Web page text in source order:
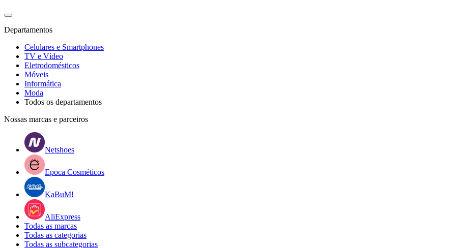
Departamentos
Celulares e Smartphones
TV e Vídeo
Eletrodomésticos
Móveis
Informática
Moda
Todos os departamentos
Nossas marcas e parceiros
Netshoes
Epoca Cosméticos
KaBuM!
AliExpress
Todas as marcas
Todas as categorias
Todas as subcategorias